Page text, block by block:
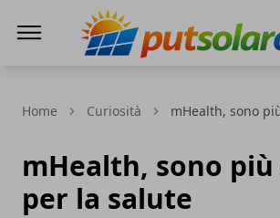
Home Curiosità mHealth, sono
mHealth, sono
per la salute